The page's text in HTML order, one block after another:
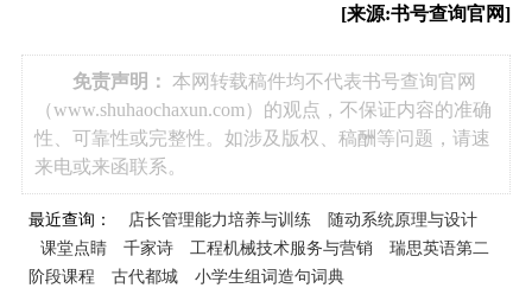
[来源:书号查询官网]
免责声明： 本网转载稿件均不代表书号查询官网
（www.shuhaochaxun.com）的观点，不保证内容的准确
性、可靠性或完整性。如涉及版权、稿酬等问题，请速
来电或来函联系。
最近查询： 店长管理能力培养与训练
随动系统原理与设计
课堂点睛
千家诗 工程机械技术服务与营销
瑞思英语第二
阶段课程
古代都城 小学生组词造句词典